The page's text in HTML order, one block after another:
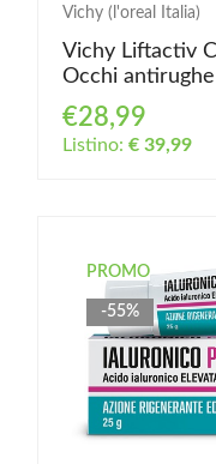
Vichy (l'oreal Italia)
Vichy Liftactiv
Occhi
€28,99
Listino: € 39,99
PROMO
-55%